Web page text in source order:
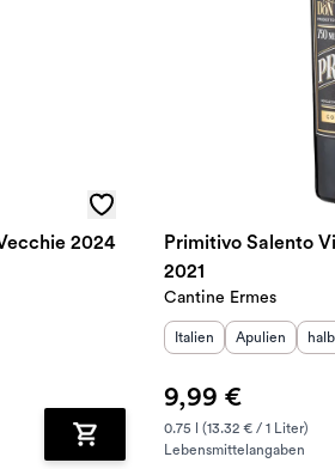
2024
Zum Warenkorb hinzufügen
Primitivo Salento
2021
Cantine Ermes
Herkunftsland:
Italien Apulien
9,99 €
0.75 l (13.32 € / 1 Liter)
Lebensmittelangaben